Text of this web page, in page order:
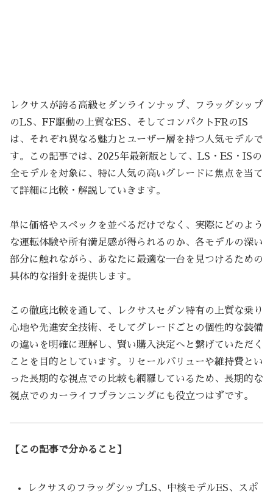
レクサスが誇る高級セダンラインナップ、フラッグシップ
のLS、FF駆動の上質なES、そしてコンパクトFRのIS
は、それぞれ異なる魅力とユーザー層を持つ人気モデルで
す。この記事では、2025年最新版として、LS・ES・ISの
全モデルを対象に、特に人気の高いグレードに焦点を当て
て詳細に比較・解説していきます。
単に価格やスペックを並べるだけでなく、実際にどのよう
な運転体験や所有満足感が得られるのか、各モデルの深い
部分に触れながら、あなたに最適な一台を見つけるための
具体的な指針を提供します。
この徹底比較を通して、レクサスセダン特有の上質な乗り
心地や先進安全技術、そしてグレードごとの個性的な装備
の違いを明確に理解し、賢い購入決定へと繋げていただく
ことを目的としています。リセールバリューや維持費とい
った長期的な視点での比較も網羅しているため、長期的な
視点でのカーライフプランニングにも役立つはずです。
【この記事で分かること】
レクサスのフラッグシップLS、中核モデルES、スポ